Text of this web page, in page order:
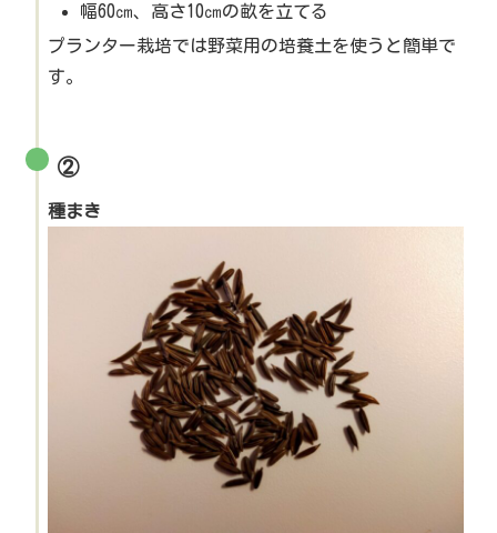
幅60㎝、高さ10㎝の畝を立てる
プランター栽培では野菜用の培養土を使うと簡単で
す。
②
種まき